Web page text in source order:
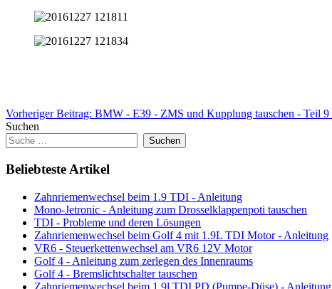
Vorheriger Beitrag: BMW - E39 - ZMS und Kupplung tauschen - Teil 9
Suchen
Suchen
Beliebteste Artikel
Zahnriemenwechsel beim 1.9 TDI - Anleitung
Mono-Jetronic - Anleitung zum Drosselklappenpoti tauschen
TDI - Probleme und deren Lösungen
Zahnriemenwechsel beim Golf 4 mit 1.9L TDI Motor - Anleitung
VR6 - Steuerkettenwechsel am VR6 12V Motor
Golf 4 - Anleitung zum zerlegen des Innenraums
Golf 4 - Bremslichtschalter tauschen
Zahnriemenwechsel beim 1.9l TDI PD (Pumpe-Düse) - Anleitung